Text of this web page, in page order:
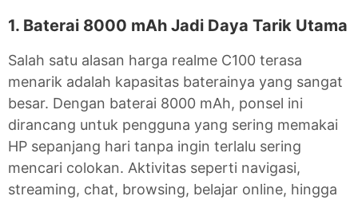
1. Baterai 8000 mAh Jadi Daya Tarik Utama
Salah satu alasan harga realme C100 terasa
menarik adalah kapasitas baterainya yang sangat
besar. Dengan baterai 8000 mAh, ponsel ini
dirancang untuk pengguna yang sering memakai
HP sepanjang hari tanpa ingin terlalu sering
mencari colokan. Aktivitas seperti navigasi,
streaming, chat, browsing, belajar online, hingga